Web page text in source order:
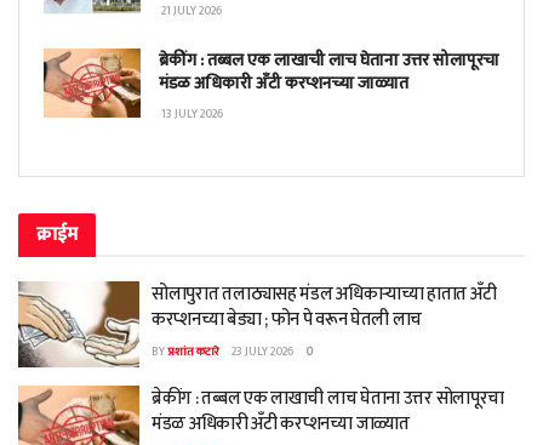
21 JULY 2026
ब्रेकींग : तब्बल एक लाखाची लाच घेताना उत्तर सोलापूरचा
मंडळ अधिकारी अँटी करप्शनच्या जाळ्यात
13 JULY 2026
क्राईम
सोलापुरात तलाठ्यासह मंडल अधिकाऱ्याच्या हातात अँटी
करप्शनच्या बेड्या ; फोन पे वरून घेतली लाच
BYप्रशांत कटारे 23 JULY 2026 0
ब्रेकींग : तब्बल एक लाखाची लाच घेताना उत्तर सोलापूरचा
मंडळ अधिकारी अँटी करप्शनच्या जाळ्यात